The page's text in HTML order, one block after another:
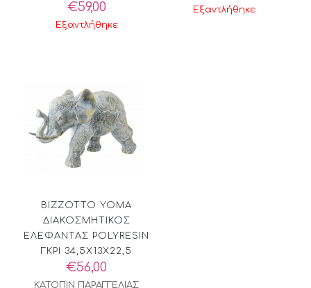
€59,00
Εξαντλήθηκε
Εξαντλήθηκε
BIZZOTTO YOMA
ΔΙΑΚΟΣΜΗΤΙΚΟΣ
ΕΛΕΦΑΝΤΑΣ POLYRESIN
ΓΚΡΙ 34,5X13X22,5
€56,00
ΚΑΤΟΠΙΝ ΠΑΡΑΓΓΕΛΙΑΣ